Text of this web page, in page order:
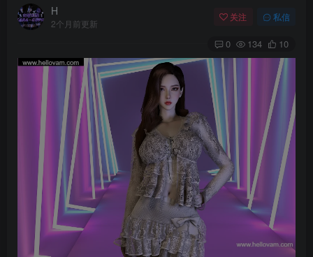
H
2个月前更新
关注 私信
0 134 10